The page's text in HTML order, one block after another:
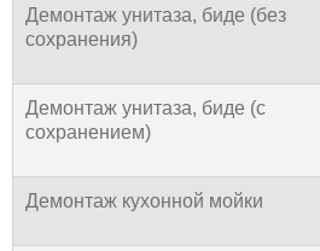
Демонтаж унитаза, биде (без
сохранения)
Демонтаж унитаза, биде (с
сохранением)
Демонтаж кухонной мойки